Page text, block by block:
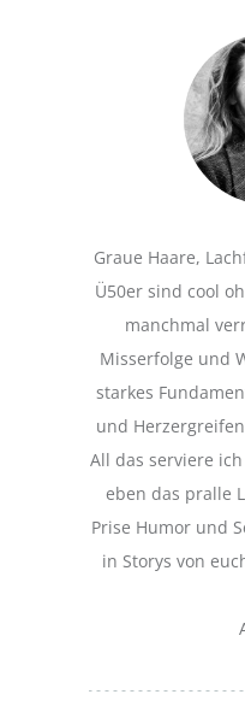
Graue Haare,
Ü50er sind cool
manchmal
Misserfolge und
starkes
und
All das serviere
eben das pralle
Prise Humor und
in Storys von